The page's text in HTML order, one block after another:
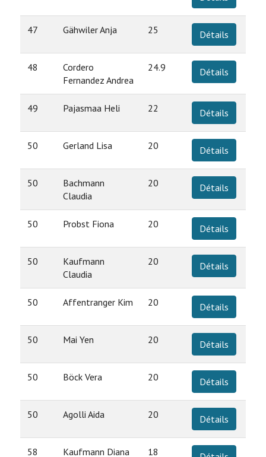
47 Gähwiler Anja 25 Détails
48
Cordero
Fernandez Andrea
24.9 Détails
49 Pajasmaa Heli 22 Détails
50 Gerland Lisa 20 Détails
50
Bachmann
Claudia
20 Détails
50 Probst Fiona 20 Détails
50
Kaufmann
Claudia
20 Détails
50 Affentranger Kim 20 Détails
50 Mai Yen 20 Détails
50 Böck Vera 20 Détails
50 Agolli Aida 20 Détails
58 Kaufmann Diana 18